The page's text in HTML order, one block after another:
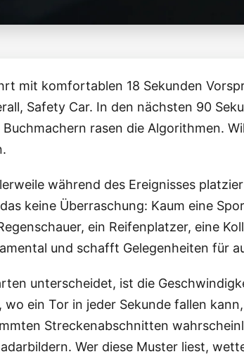
mit komfortablen 18 Sekunden
Safety Car. In den nächsten 90
rasen die Algorithmen.
während des Ereignisses
keine Überraschung: Kaum eine
ein Reifenplatzer, eine
und schafft Gelegenheiten für
unterscheidet, ist die
wo ein Tor in jeder Sekunde fallen
Streckenabschnitten
Wer diese Muster liest,